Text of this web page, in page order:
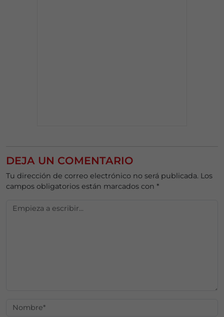
DEJA UN COMENTARIO
Tu dirección de correo electrónico no será publicada. Los
campos obligatorios están marcados con *